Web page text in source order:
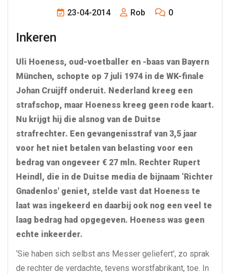
23-04-2014 Rob 0
Inkeren
Uli Hoeness, oud-voetballer en -baas van Bayern
München, schopte op 7 juli 1974 in de WK-finale
Johan Cruijff onderuit. Nederland kreeg een
strafschop, maar Hoeness kreeg geen rode kaart.
Nu krijgt hij die alsnog van de Duitse
strafrechter. Een gevangenisstraf van 3,5 jaar
voor het niet betalen van belasting voor een
bedrag van ongeveer € 27 mln. Rechter Rupert
Heindl, die in de Duitse media de bijnaam ‘Richter
Gnadenlos' geniet, stelde vast dat Hoeness te
laat was ingekeerd en daarbij ook nog een veel te
laag bedrag had opgegeven. Hoeness was geen
echte inkeerder.
‘Sie haben sich selbst ans Messer geliefert', zo sprak
de rechter de verdachte, tevens worstfabrikant, toe. In